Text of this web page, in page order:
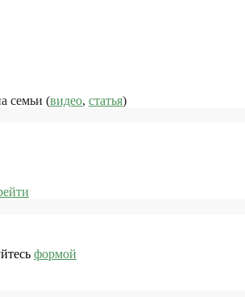
семьи (видео, статья)
формой